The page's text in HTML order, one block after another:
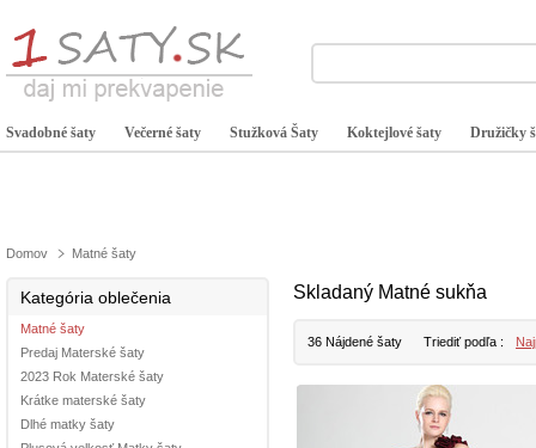
Svadobné šaty Večerné šaty Stužková Šaty Koktejlové šaty Družičky
Domov Matné šaty
Kategória oblečenia
Matné šaty
Predaj Materské šaty
2023 Rok Materské šaty
Krátke materské šaty
Dlhé matky šaty
Skladaný Matné sukňa
36 Nájdené šaty Triediť podľa :